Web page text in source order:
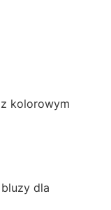
kolorowym
dla